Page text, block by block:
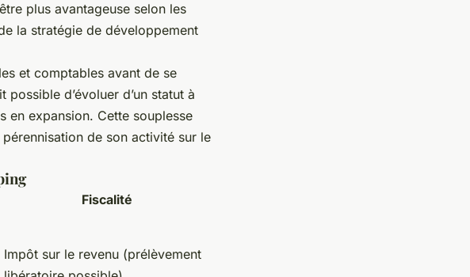
plus avantageuse selon les
la stratégie de développement
et comptables avant de se
d’évoluer d’un statut à
en expansion. Cette souplesse
de son activité sur le
Fiscalité
Impôt sur le revenu (prélèvement